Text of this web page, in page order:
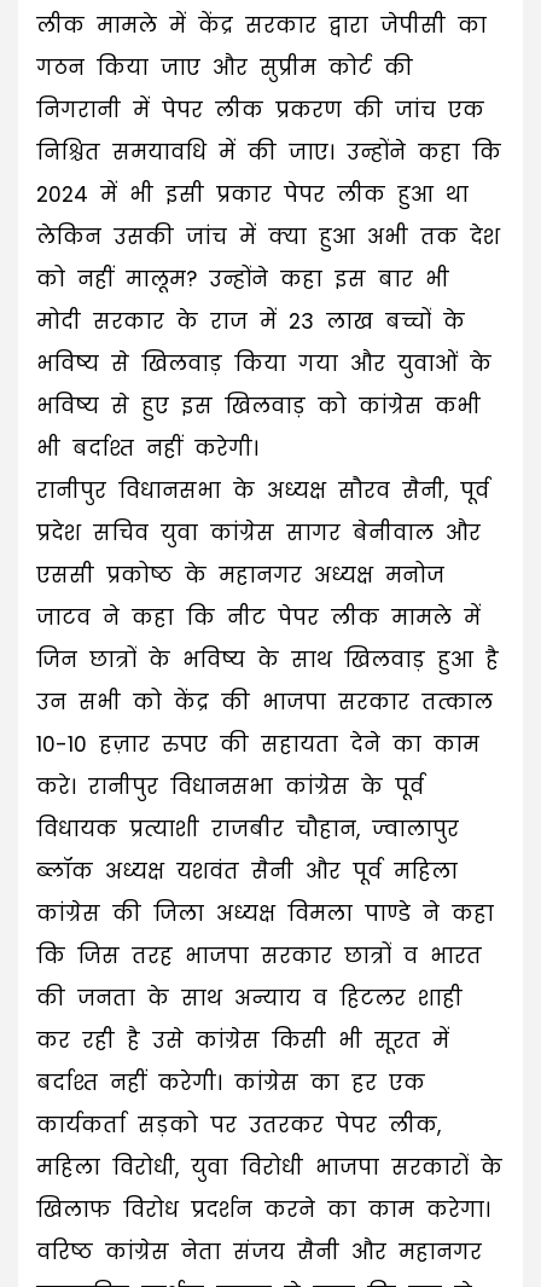
लीक मामले में केंद्र सरकार द्वारा जेपीसी का
गठन किया जाए और सुप्रीम कोर्ट की
निगरानी में पेपर लीक प्रकरण की जांच एक
निश्चित समयावधि में की जाए। उन्होंने कहा कि
2024 में भी इसी प्रकार पेपर लीक हुआ था
लेकिन उसकी जांच में क्या हुआ अभी तक देश
को नहीं मालूम? उन्होंने कहा इस बार भी
मोदी सरकार के राज में 23 लाख बच्चों के
भविष्य से खिलवाड़ किया गया और युवाओं के
भविष्य से हुए इस खिलवाड़ को कांग्रेस कभी
भी बर्दाश्त नहीं करेगी।
रानीपुर विधानसभा के अध्यक्ष सौरव सैनी, पूर्व
प्रदेश सचिव युवा कांग्रेस सागर बेनीवाल और
एससी प्रकोष्ठ के महानगर अध्यक्ष मनोज
जाटव ने कहा कि नीट पेपर लीक मामले में
जिन छात्रों के भविष्य के साथ खिलवाड़ हुआ है
उन सभी को केंद्र की भाजपा सरकार तत्काल
10-10 हज़ार रुपए की सहायता देने का काम
करे। रानीपुर विधानसभा कांग्रेस के पूर्व
विधायक प्रत्याशी राजबीर चौहान, ज्वालापुर
ब्लॉक अध्यक्ष यशवंत सैनी और पूर्व महिला
कांग्रेस की जिला अध्यक्ष विमला पाण्डे ने कहा
कि जिस तरह भाजपा सरकार छात्रों व भारत
की जनता के साथ अन्याय व हिटलर शाही
कर रही है उसे कांग्रेस किसी भी सूरत में
बर्दाश्त नहीं करेगी। कांग्रेस का हर एक
कार्यकर्ता सड़को पर उतरकर पेपर लीक,
महिला विरोधी, युवा विरोधी भाजपा सरकारों के
खिलाफ विरोध प्रदर्शन करने का काम करेगा।
वरिष्ठ कांग्रेस नेता संजय सैनी और महानगर